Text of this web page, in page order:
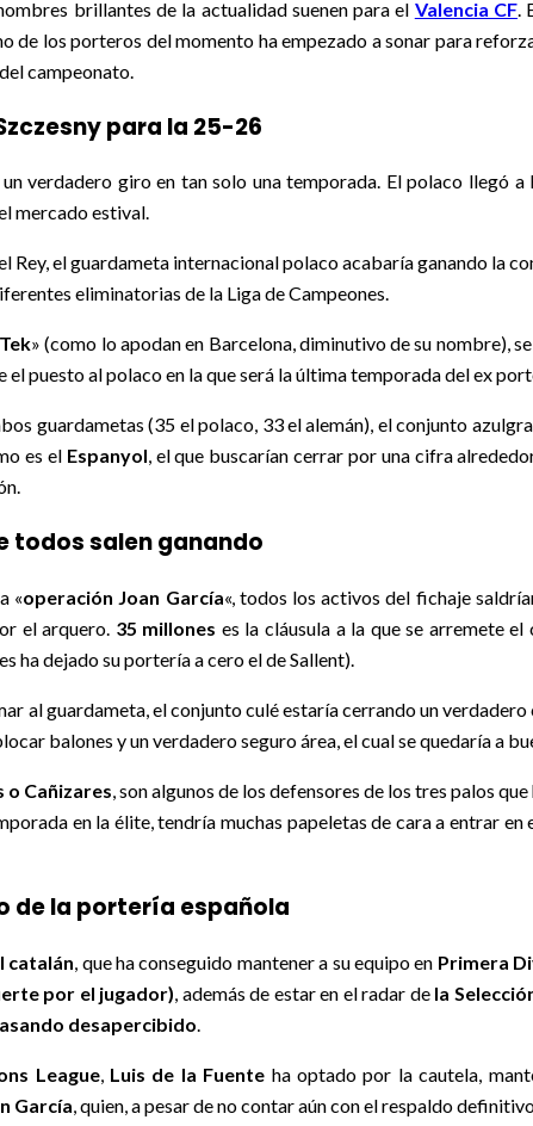
brillantes de la actualidad suenen para el Valencia CF.
de los porteros del momento ha empezado a sonar para
campeonato.
para la 25-26
verdadero giro en tan solo una temporada. El polaco llegó
mercado estival.
Rey, el guardameta internacional polaco acabaría ganando la
eliminatorias de la Liga de Campeones.
Tek» (como lo apodan en Barcelona, diminutivo de su nombre),
el puesto al polaco en la que será la última temporada del ex
guardametas (35 el polaco, 33 el alemán), el conjunto
es el Espanyol, el que buscarían cerrar por una cifra
todos salen ganando
«operación Joan García«, todos los activos del fichaje
el arquero. 35 millones es la cláusula a la que se arremete
ha dejado su portería a cero el de Sallent).
al guardameta, el conjunto culé estaría cerrando un
balones y un verdadero seguro área, el cual se quedaría a
o Cañizares , son algunos de los defensores de los tres palos
en la élite, tendría muchas papeletas de cara a entrar en
de la portería española
catalán, que ha conseguido mantener a su equipo en Primera
por el jugador), además de estar en el radar de la
desapercibido.
League, Luis de la Fuente ha optado por la cautela,
García, quien, a pesar de no contar aún con el respaldo